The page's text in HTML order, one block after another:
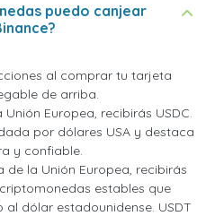
puedo canjear
al comprar tu tarjeta
de arriba.
Europea, recibirás USDC.
por dólares USA y destaca
y confiable.
de la Unión Europea, recibirás
estables que
dólar estadounidense. USDT